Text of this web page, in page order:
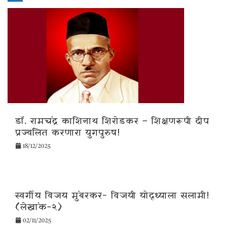
डॉ. रामचंद्र काशिनाथ शिरोडकर – शिक्षणरूपी दीप
प्रज्वलित करणारा युगपुरुष!
18/12/2025
स्वर्गीय विजय मुंबरकर- विजयी योद्ध्याला सलामी!
(लेखांक-२)
02/11/2025